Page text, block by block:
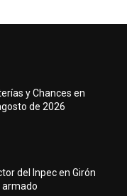
y Chances en
de 2026
del Inpec en Girón